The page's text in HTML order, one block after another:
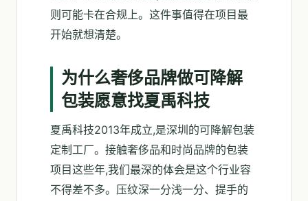
则可能卡在合规上。这件事值得在项目最
开始就想清楚。
为什么奢侈品牌做可降解
包装愿意找夏禹科技
夏禹科技2013年成立,是深圳的可降解包装
定制工厂。接触奢侈品和时尚品牌的包装
项目这些年,我们最深的体会是这个行业容
不得差不多。压纹深一分浅一分、提手的